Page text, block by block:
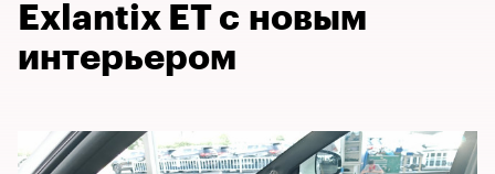
Exlantix EТ с новым
интерьером